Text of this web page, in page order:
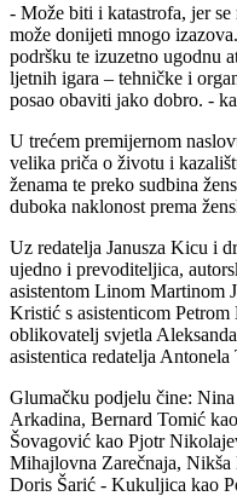
- Može biti i katastrofa, jer
može donijeti mnogo
podršku te izuzetno ugodnu
ljetnih igara – tehničke i
posao obaviti jako dobro. -
U trećem premijernom
velika priča o životu i
ženama te preko sudbina
duboka naklonost prema
Uz redatelja Janusza Kicu i
ujedno i prevoditeljica,
asistentom Linom Martinom
Kristić s asistenticom
oblikovatelj svjetla
asistentica redatelja Antonela
Glumačku podjelu čine:
Arkadina, Bernard Tomić
Šovagović kao Pjotr
Mihajlovna Zarečnaja,
Doris Šarić - Kukuljica kao